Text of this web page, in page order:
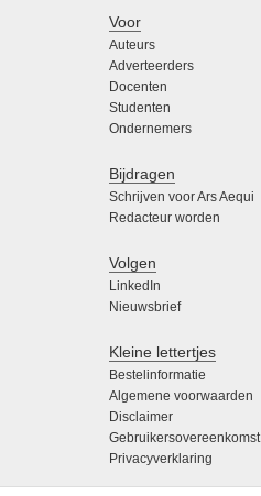
Voor
Auteurs
Adverteerders
Docenten
Studenten
Ondernemers
Bijdragen
Schrijven voor Ars Aequi
Redacteur worden
Volgen
LinkedIn
Nieuwsbrief
Kleine lettertjes
Bestelinformatie
Algemene voorwaarden
Disclaimer
Gebruikersovereenkomst
Privacyverklaring